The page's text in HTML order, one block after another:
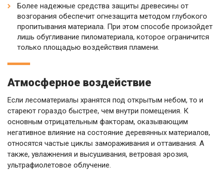
Более надежные средства защиты древесины от
возгорания обеспечит огнезащита методом глубокого
пропитывания материала. При этом способе произойдет
лишь обугливание пиломатериала, которое ограничится
только площадью воздействия пламени.
Атмосферное воздействие
Если лесоматериалы хранятся под открытым небом, то и
стареют гораздо быстрее, чем внутри помещения. К
основным отрицательным факторам, оказывающим
негативное влияние на состояние деревянных материалов,
относятся частые циклы замораживания и оттаивания. А
также, увлажнения и высушивания, ветровая эрозия,
ультрафиолетовое облучение.